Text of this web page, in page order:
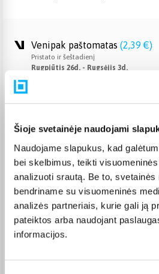
Šioje svetainėje naudojami
Naudojame slapukus, kad
bei skelbimus, teikti
analizuoti srautą. Be to, svetainės
bendriname su visuomeninės
analizės partneriais, kurie gali ją
pateiktos arba naudojant
informacijos.
Venipak paštomatas (2,39 €)
Pristato ir šeštadienį
Rugpjūtis 26d. - Rugsėjis 3d.
Pristato ir šeštadienį
Smartposti paštomatas (2,39 €
Rugpjūtis 26d. - Rugsėjis 3d.
DPD kurjeris ( 3,99 €
Rugpjūtis 27d. - Rugsėjis 4d.
DPD paštomatas
Pristato ir šeštadienį